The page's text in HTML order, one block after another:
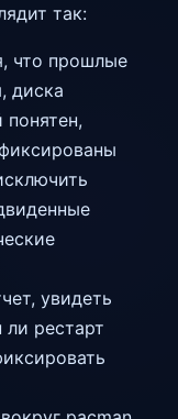
так:
что прошлые
диска
увидеть
ли рестарт